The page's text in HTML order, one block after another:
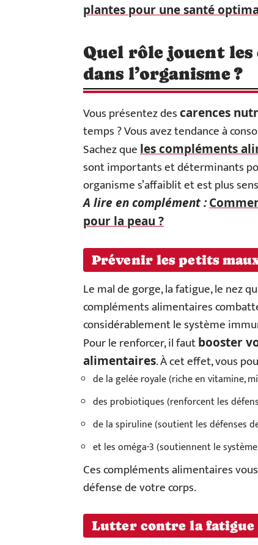
plantes pour une santé
Quel rôle jouent
dans l’organisme ?
Vous présentez descarences
temps ? Vous avez tendance à
Sachez que les compléments
sont importants et déterminants
organisme s’affaiblit et est plus
A lire en complément :
pour la peau ?
Prévenir les petits
Le mal de gorge, la fatigue, le nez
compléments alimentaires
considérablement le système
Pour le renforcer, il fautbooster
alimentaires. À cet effet, vous
de la gelée royale (riche en vitamine,
des probiotiques (renforcent les
de la spiruline (soutient les défenses
et les oméga-3 (soutiennent le
Ces compléments alimentaires
défense de votre corps.
Lutter contre la fatigue